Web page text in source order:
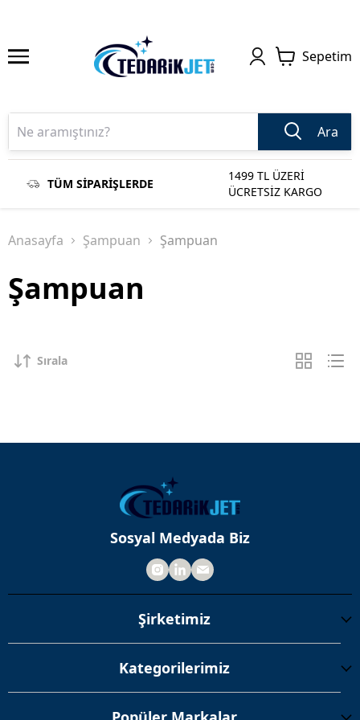
Sepetim
Ara
TÜM SİPARİŞLERDE
1499 TL ÜZERİ
ÜCRETSİZ KARGO
Anasayfa Şampuan Şampuan
Şampuan
Sırala
Sosyal Medyada Biz
Şirketimiz
Kategorilerimiz